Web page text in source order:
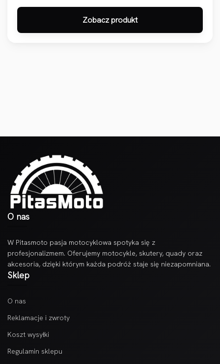
Zobacz produkt
O nas
W Pitasmoto pasja motocyklowa spotyka się z
profesjonalizmem. Oferujemy motocykle, skutery, quady oraz
akcesoria, dzięki którym każda podróż staje się niezapomniana.
Sklep
O nas
Reklamacje i zwroty
Koszt wysyłki
Regulamin sklepu